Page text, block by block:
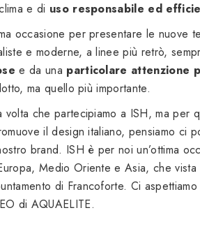
e di uso responsabile ed
occasione per presentare le nuove
e moderne, a linee più retrò,
e da una particolare attenzione
ma quello più importante.
volta che partecipiamo a ISH, ma per
il design italiano, pensiamo ci
brand. ISH è per noi un’ottima
Medio Oriente e Asia, che vista
di Francoforte. Ci
di AQUAELITE.